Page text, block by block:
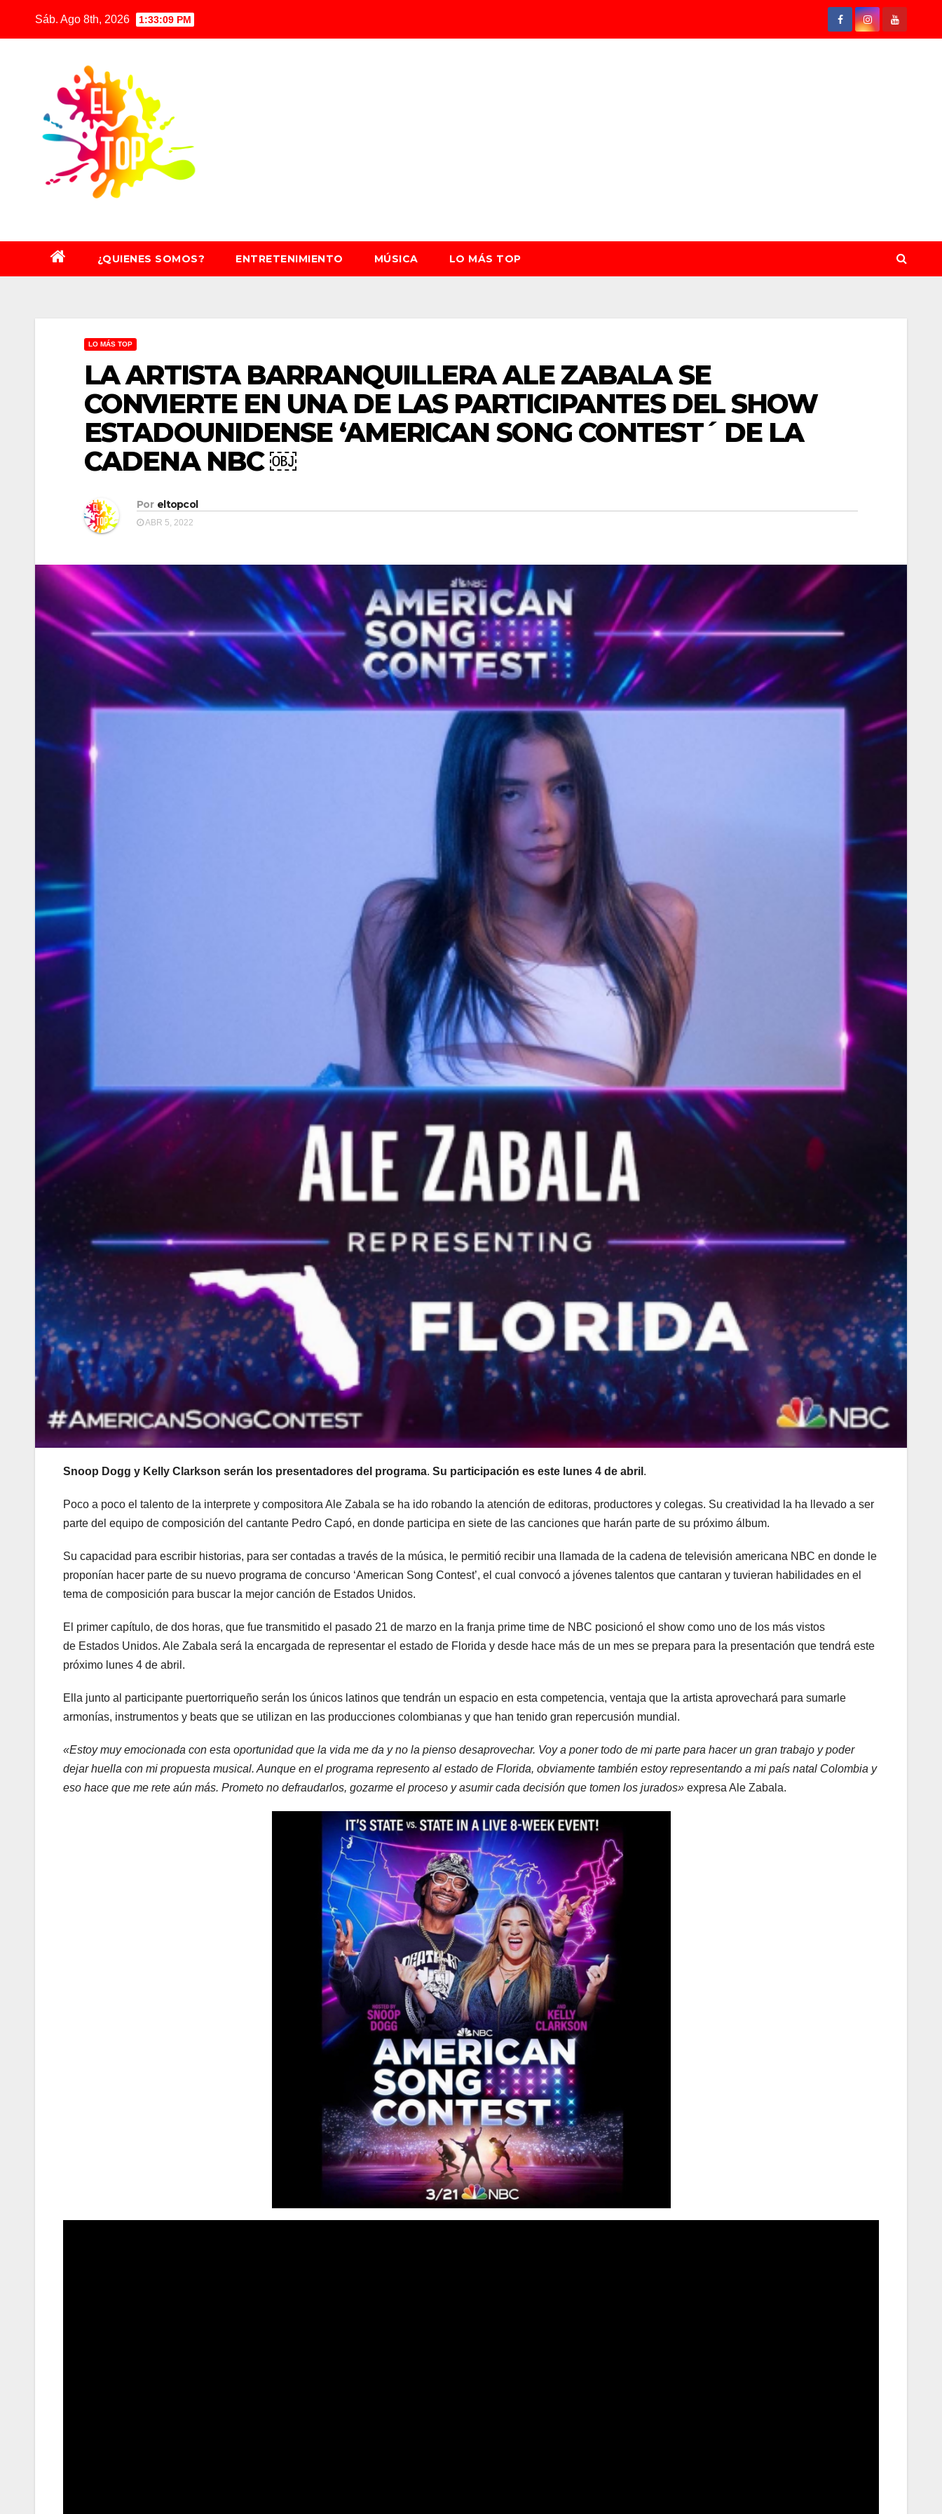
Sáb. Ago 8th, 2026 1:33:11 PM
¿QUIENES SOMOS? ENTRETENIMIENTO MÚSICA LO MÁS TOP
LO MÁS TOP
LA ARTISTA BARRANQUILLERA ALE ZABALA SE
CONVIERTE EN UNA DE LAS PARTICIPANTES DEL SHOW
ESTADOUNIDENSE ‘AMERICAN SONG CONTEST´ DE LA
CADENA NBC ￼
Por eltopcol
ABR 5, 2022
Snoop Dogg y Kelly Clarkson serán los presentadores del programa. Su participación es este lunes 4 de abril .
Poco a poco el talento de la interprete y compositora Ale Zabala se ha ido robando la atención de editoras, productores y colegas. Su creatividad la ha llevado a ser
parte del equipo de composición del cantante Pedro Capó, en donde participa en siete de las canciones que harán parte de su próximo álbum.
Su capacidad para escribir historias, para ser contadas a través de la música, le permitió recibir una llamada de la cadena de televisión americana NBC en donde le
proponían hacer parte de su nuevo programa de concurso ‘American Song Contest’, el cual convocó a jóvenes talentos que cantaran y tuvieran habilidades en el
tema de composición para buscar la mejor canción de Estados Unidos.
El primer capítulo, de dos horas, que fue transmitido el pasado 21 de marzo en la franja prime time de NBC posicionó el show como uno de los más vistos
de Estados Unidos. Ale Zabala será la encargada de representar el estado de Florida y desde hace más de un mes se prepara para la presentación que tendrá este
próximo lunes 4 de abril.
Ella junto al participante puertorriqueño serán los únicos latinos que tendrán un espacio en esta competencia, ventaja que la artista aprovechará para sumarle
armonías, instrumentos y beats que se utilizan en las producciones colombianas y que han tenido gran repercusión mundial.
«Estoy muy emocionada con esta oportunidad que la vida me da y no la pienso desaprovechar. Voy a poner todo de mi parte para hacer un gran trabajo y poder
dejar huella con mi propuesta musical. Aunque en el programa represento al estado de Florida, obviamente también estoy representando a mi país natal Colombia y
eso hace que me rete aún más. Prometo no defraudarlos, gozarme el proceso y asumir cada decisión que tomen los jurados» expresa Ale Zabala.